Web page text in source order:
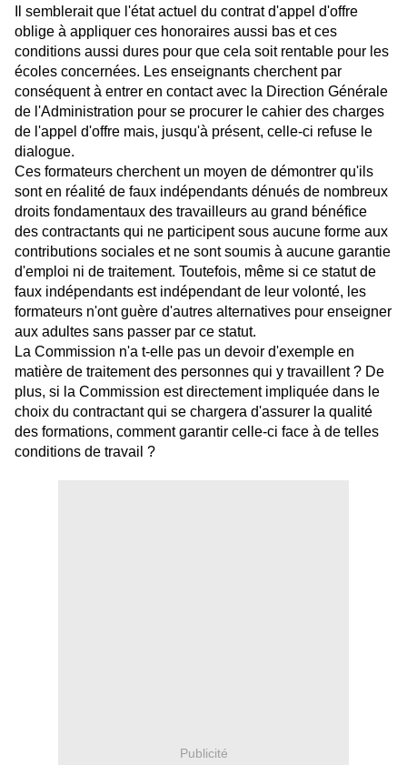
Il semblerait que l'état actuel du contrat d'appel d'offre
oblige à appliquer ces honoraires aussi bas et ces
conditions aussi dures pour que cela soit rentable pour les
écoles concernées. Les enseignants cherchent par
conséquent à entrer en contact avec la Direction Générale
de l'Administration pour se procurer le cahier des charges
de l'appel d'offre mais, jusqu'à présent, celle-ci refuse le
dialogue.
Ces formateurs cherchent un moyen de démontrer qu'ils
sont en réalité de faux indépendants dénués de nombreux
droits fondamentaux des travailleurs au grand bénéfice
des contractants qui ne participent sous aucune forme aux
contributions sociales et ne sont soumis à aucune garantie
d'emploi ni de traitement. Toutefois, même si ce statut de
faux indépendants est indépendant de leur volonté, les
formateurs n'ont guère d'autres alternatives pour enseigner
aux adultes sans passer par ce statut.
La Commission n'a t-elle pas un devoir d'exemple en
matière de traitement des personnes qui y travaillent ? De
plus, si la Commission est directement impliquée dans le
choix du contractant qui se chargera d'assurer la qualité
des formations, comment garantir celle-ci face à de telles
conditions de travail ?
Publicité